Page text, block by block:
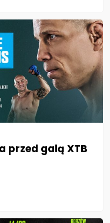
przed galą XTB